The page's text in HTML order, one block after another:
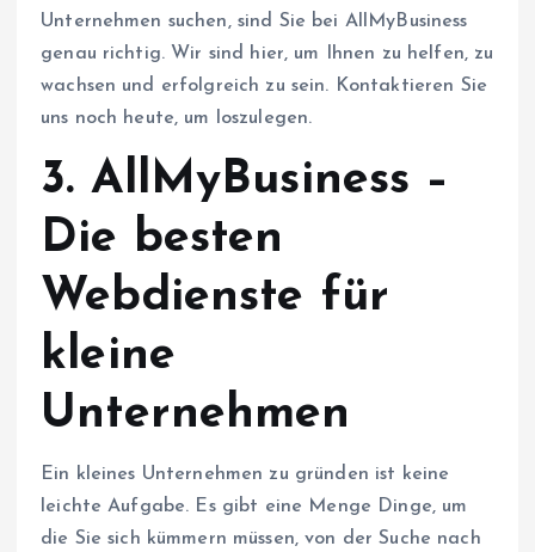
Unternehmen suchen, sind Sie bei AllMyBusiness
genau richtig. Wir sind hier, um Ihnen zu helfen, zu
wachsen und erfolgreich zu sein. Kontaktieren Sie
uns noch heute, um loszulegen.
3. AllMyBusiness –
Die besten
Webdienste für
kleine
Unternehmen
Ein kleines Unternehmen zu gründen ist keine
leichte Aufgabe. Es gibt eine Menge Dinge, um
die Sie sich kümmern müssen, von der Suche nach